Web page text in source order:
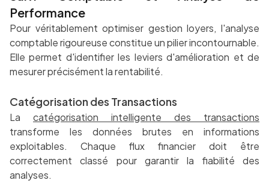
Performance
Pour véritablement optimiser gestion loyers, l'analyse
comptable rigoureuse constitue un pilier incontournable.
Elle permet d'identifier les leviers d'amélioration et de
mesurer précisément la rentabilité.
Catégorisation des Transactions
La catégorisation intelligente des transactions
transforme les données brutes en informations
exploitables. Chaque flux financier doit être
correctement classé pour garantir la fiabilité des
analyses.